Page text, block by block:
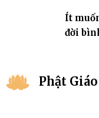
Ít
đời
Phật